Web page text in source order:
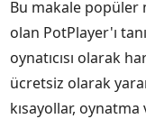
Bu makale popüler
olan PotPlayer'ı
oynatıcısı olarak
ücretsiz olarak
kısayollar,